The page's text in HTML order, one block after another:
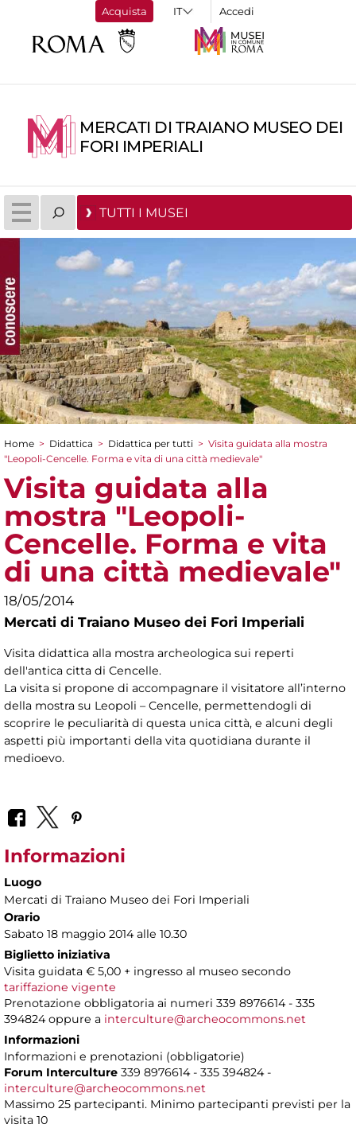
Acquista Accedi
MERCATI DI TRAIANO MUSEO DEI
FORI IMPERIALI
TUTTI I MUSEI
Tu sei qui
Home > Didattica > Didattica per tutti > Visita guidata alla mostra
"Leopoli-Cencelle. Forma e vita di una città medievale"
Visita guidata alla
mostra "Leopoli-
Cencelle. Forma e vita
di una città medievale"
18/05/2014
Mercati di Traiano Museo dei Fori Imperiali
Visita didattica alla mostra archeologica sui reperti
dell'antica citta di Cencelle.
La visita si propone di accompagnare il visitatore all’interno
della mostra su Leopoli – Cencelle, permettendogli di
scoprire le peculiarità di questa unica città, e alcuni degli
aspetti più importanti della vita quotidiana durante il
medioevo.
Informazioni
Luogo
Mercati di Traiano Museo dei Fori Imperiali
Orario
Sabato 18 maggio 2014 alle 10.30
Biglietto iniziativa
Visita guidata € 5,00 + ingresso al museo secondo
tariffazione vigente
Prenotazione obbligatoria ai numeri 339 8976614 - 335
394824 oppure a interculture@archeocommons.net
Informazioni
Informazioni e prenotazioni (obbligatorie)
Forum Interculture 339 8976614 - 335 394824 -
interculture@archeocommons.net
Massimo 25 partecipanti. Minimo partecipanti previsti per la
visita 10